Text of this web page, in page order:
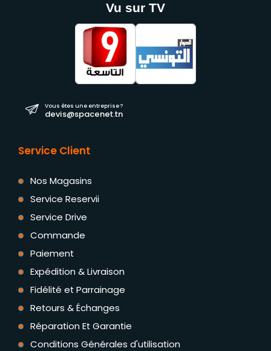
Vu sur TV
Vous êtes une entreprise ?
devis@spacenet.tn
Service Client
Nos Magasins
Service Reservii
Service Drive
Commande
Paiement
Expédition & Livraison
Fidélité et Parrainage
Retours & Échanges
Réparation Et Garantie
Conditions Générales d'utilisation